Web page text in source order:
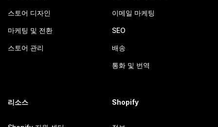
스토어 디자인
마케팅 및 전환
스토어 관리
이메일 마케팅
SEO
배송
통화 및 번역
리소스 Shopify